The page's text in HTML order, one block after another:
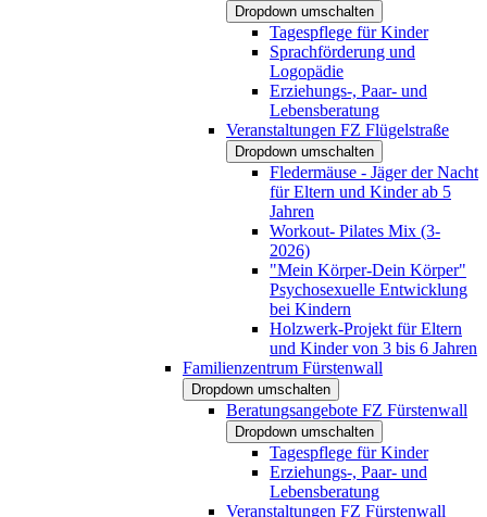
Dropdown umschalten
Tagespflege für Kinder
Sprachförderung und
Logopädie
Erziehungs-, Paar- und
Lebensberatung
Veranstaltungen FZ Flügelstraße
Dropdown umschalten
Fledermäuse - Jäger der Nacht
für Eltern und Kinder ab 5
Jahren
Workout- Pilates Mix (3-
2026)
"Mein Körper-Dein Körper"
Psychosexuelle Entwicklung
bei Kindern
Holzwerk-Projekt für Eltern
und Kinder von 3 bis 6 Jahren
Familienzentrum Fürstenwall
Dropdown umschalten
Beratungsangebote FZ Fürstenwall
Dropdown umschalten
Tagespflege für Kinder
Erziehungs-, Paar- und
Lebensberatung
Veranstaltungen FZ Fürstenwall